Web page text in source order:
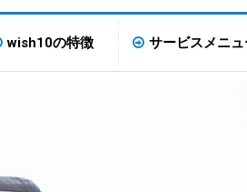
wish10の特徴 サービスメニュ